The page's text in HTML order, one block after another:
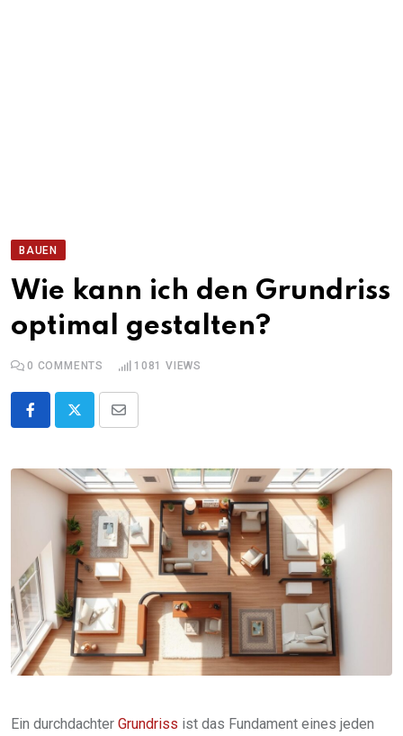
BAUEN
Wie kann ich den Grundriss
optimal gestalten?
0 COMMENTS 1081 VIEWS
Share
Email
Ein durchdachter Grundriss ist das Fundament eines jeden